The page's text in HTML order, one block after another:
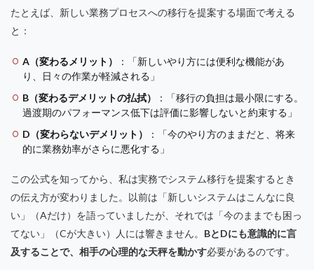
たとえば、新しい業務プロセスへの移行を提案する場面で考える
と：
A（変わるメリット）
：「新しいやり方には便利な機能があ
り、日々の作業が軽減される」
B（変わるデメリットの払拭）
：「移行の負担は最小限にする。
過渡期のパフォーマンス低下は評価に影響しないと約束する」
D（変わらないデメリット）
：「今のやり方のままだと、将来
的に業務効率がさらに悪化する」
この公式を知ってから、私は実務でシステム移行を提案するとき
の伝え方が変わりました。以前は「新しいシステムはこんなに良
い」（Aだけ）を語っていましたが、それでは「今のままでも困っ
てない」（Cが大きい）人には響きません。 BとDにも意識的に言
及することで、相手の心理的な天秤を動かす必要があるのです。